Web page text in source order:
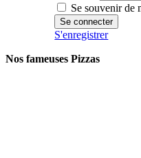
Se souvenir de
S'enregistrer
Nos fameuses Pizzas